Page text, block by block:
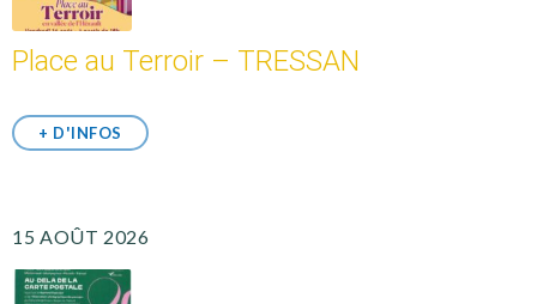
Place au Terroir – TRESSAN
+ D'INFOS
15 AOÛT 2026